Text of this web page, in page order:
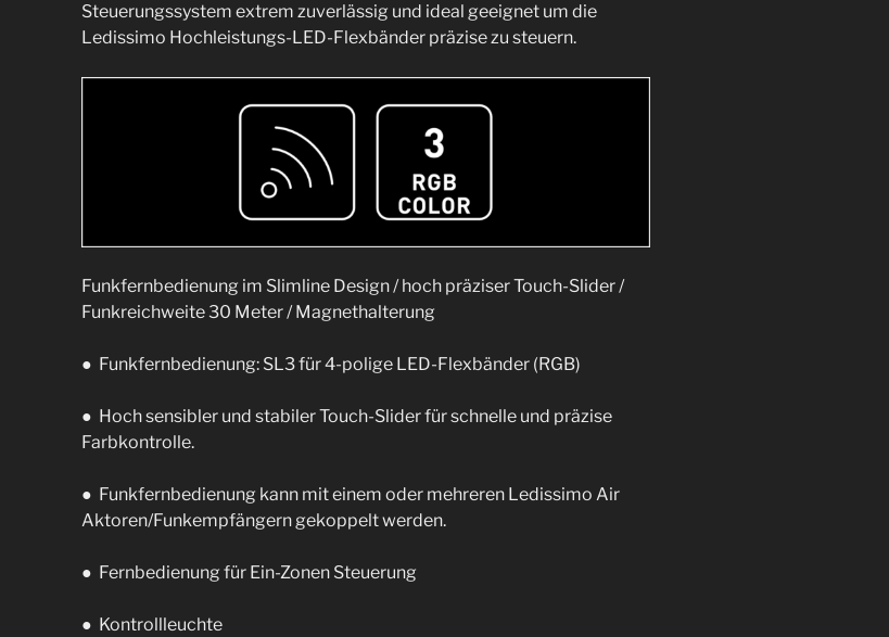
Steuerungssystem extrem zuverlässig und ideal geeignet um die
Ledissimo Hochleistungs-LED-Flexbänder präzise zu steuern.
Funkfernbedienung im Slimline Design / hoch präziser Touch-Slider /
Funkreichweite 30 Meter / Magnethalterung
● Funkfernbedienung: SL3 für 4-polige LED-Flexbänder (RGB)
● Hoch sensibler und stabiler Touch-Slider für schnelle und präzise
Farbkontrolle.
● Funkfernbedienung kann mit einem oder mehreren Ledissimo Air
Aktoren/Funkempfängern gekoppelt werden.
● Fernbedienung für Ein-Zonen Steuerung
● Kontrollleuchte